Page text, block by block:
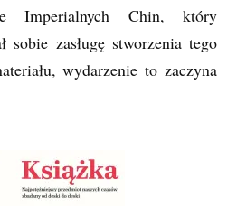
Imperialnych Chin, który
sobie zasługę stworzenia tego
wydarzenie to zaczyna